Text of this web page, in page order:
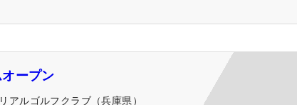
ープン
アルゴルフクラブ（兵庫県）